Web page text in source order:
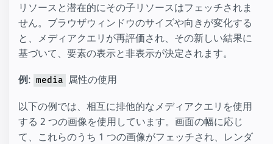
リソースと潜在的にその子リソースはフェッチされま
せん。ブラウザウィンドウのサイズや向きが変化する
と、メディアクエリが再評価され、その新しい結果に
基づいて、要素の表示と非表示が決定されます。
例: media
属性の使用
以下の例では、相互に排他的なメディアクエリを使用
する 2 つの画像を使用しています。画面の幅に応じ
て、これらのうち 1 つの画像がフェッチされ、レンダ